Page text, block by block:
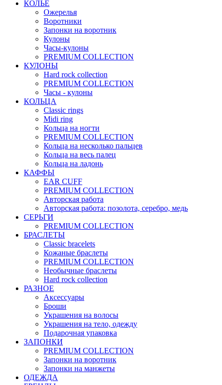
КОЛЬЕ
Ожерелья
Воротники
Запонки на воротник
Кулоны
Часы-кулоны
PREMIUM COLLECTION
КУЛОНЫ
Hard rock collection
PREMIUM COLLECTION
Часы - кулоны
КОЛЬЦА
Classic rings
Midi ring
Кольца на ногти
PREMIUM COLLECTION
Кольца на несколько пальцев
Кольца на весь палец
Кольца на ладонь
КАФФЫ
EAR CUFF
PREMIUM COLLECTION
Авторская работа
Авторская работа: позолота, серебро, медь
СЕРЬГИ
PREMIUM COLLECTION
БРАСЛЕТЫ
Classic bracelets
Кожаные браслеты
PREMIUM COLLECTION
Необычные браслеты
Hard rock collection
РАЗНОЕ
Аксессуары
Броши
Украшения на волосы
Украшения на тело, одежду
Подарочная упаковка
ЗАПОНКИ
PREMIUM COLLECTION
Запонки на воротник
Запонки на манжеты
ОДЕЖДА